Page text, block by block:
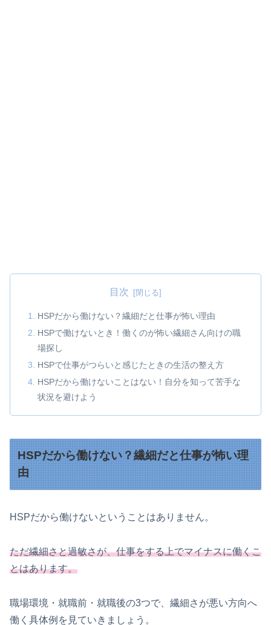
目次
HSPだから働けない？繊細だと仕事が怖い理由
HSPで働けないとき！働くのが怖い繊細さん向けの職
場探し
HSPで仕事がつらいと感じたときの生活の整え方
HSPだから働けないことはない！自分を知って苦手な
状況を避けよう
HSPだから働けない？繊細だと仕事が怖い理
由
HSPだから働けないということはありません。
ただ繊細さと過敏さが、仕事をする上でマイナスに働くこ
とはあります。
職場環境・就職前・就職後の3つで、繊細さが悪い方向へ
働く具体例を見ていきましょう。